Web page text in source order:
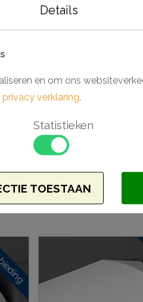
te passen in vochtige ruimtes,
Monteer en werk het
Decofix (Orac). Deze lijsten
tot de Nomastyl Plus
met een primer.
verwerkbaar
in vochtige ruimtes
in stucwerk worden
Details
en om ons
verklaring.
Statistieken
TOESTAAN